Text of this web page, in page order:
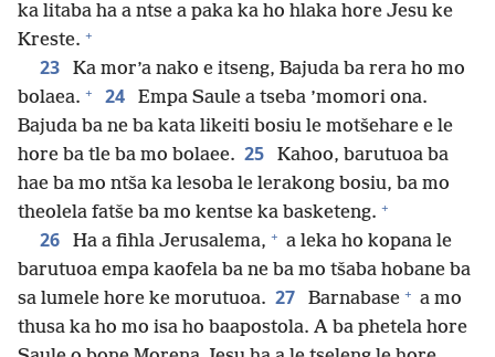
ka litaba ha a ntse a paka ka ho hlaka hore Jesu ke
Kreste. +
23
Ka mor’a nako e itseng, Bajuda ba rera ho mo
bolaea. + 24
Empa Saule a tseba ’momori ona.
Bajuda ba ne ba kata likeiti bosiu le motšehare e le
hore ba tle ba mo bolaee. 25
Kahoo, barutuoa ba
hae ba mo ntša ka lesoba le lerakong bosiu, ba mo
theolela fatše ba mo kentse ka basketeng. +
26 Ha a fihla Jerusalema, + a leka ho kopana le
barutuoa empa kaofela ba ne ba mo tšaba hobane ba
sa lumele hore ke morutuoa. 27 Barnabase + a mo
thusa ka ho mo isa ho baapostola. A ba phetela hore